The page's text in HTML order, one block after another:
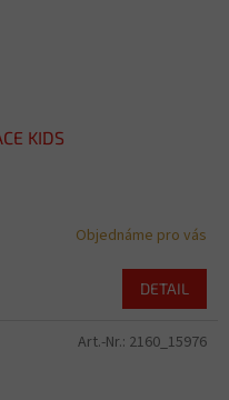
KIDS
Objednáme pro vás
DETAIL
Art.-Nr.: 2160_15976